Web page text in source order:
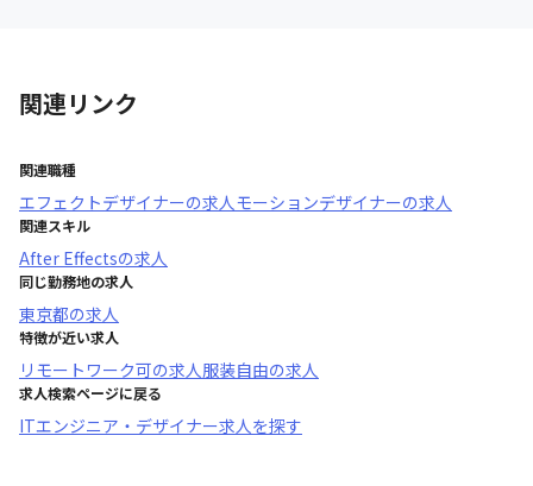
関連リンク
関連職種
エフェクトデザイナーの求人モーションデザイナーの求人
関連スキル
After Effectsの求人
同じ勤務地の求人
東京都の求人
特徴が近い求人
リモートワーク可の求人服装自由の求人
求人検索ページに戻る
ITエンジニア・デザイナー求人を探す